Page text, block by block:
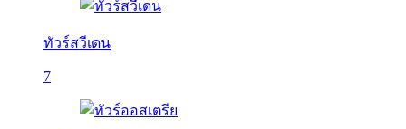
ทัวร์สวีเดน
7